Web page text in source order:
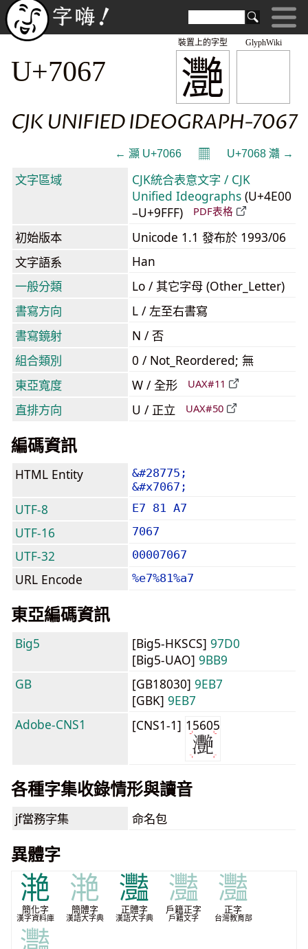
GlyphWiki
灧
裝置上的字型
U+7067
CJK UNIFIED IDEOGRAPH-7067
← 灦 U+7066 𝄜 U+7068 灨 →
文字區域
CJK統合表意文字 / CJK
Unified Ideographs (U+4E00
–U+9FFF)
PDF表格
初始版本
Unicode 1.1 發布於 1993/06
文字語系
Han
一般分類
Lo / 其它字母 (Other_Letter)
書寫方向
L / 左至右書寫
書寫鏡射
N / 否
組合類別
0 / Not_Reordered; 無
東亞寬度
W / 全形 UAX#11
直排方向 U / 正立 UAX#50
編碼資訊
HTML Entity
&#28775;
&#x7067;
UTF-8 E7 81 A7
UTF-16 7067
UTF-32 00007067
URL Encode %e7%81%a7
東亞編碼資訊
Big5 [Big5-HKSCS] 97D0
[Big5-UAO] 9BB9
GB
[GB18030] 9EB7
[GBK] 9EB7
Adobe-CNS1
[CNS1-1] 15605
各種字集收錄情形與讀音
jf當務字集 命名包
異體字
滟
簡化字
漢字資料庫
滟
簡體字
漢語大字典
灩
正體字
漢語大字典
灩
戶籍正字
戶籍文字
灩
正字
台灣教育部